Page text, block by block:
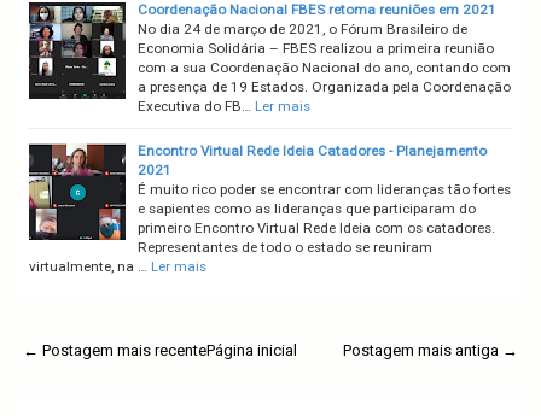
Coordenação Nacional FBES retoma reuniões em 2021
No dia 24 de março de 2021, o Fórum Brasileiro de
Economia Solidária – FBES realizou a primeira reunião
com a sua Coordenação Nacional do ano, contando com
a presença de 19 Estados. Organizada pela Coordenação
Executiva do FB… Ler mais
Encontro Virtual Rede Ideia Catadores - Planejamento
2021
É muito rico poder se encontrar com lideranças tão fortes
e sapientes como as lideranças que participaram do
primeiro Encontro Virtual Rede Ideia com os catadores.
Representantes de todo o estado se reuniram
virtualmente, na … Ler mais
← Postagem mais recente Postagem mais antiga →
Página inicial